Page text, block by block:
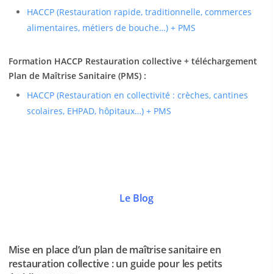
HACCP (Restauration rapide, traditionnelle, commerces
alimentaires, métiers de bouche…) + PMS
Formation HACCP Restauration collective + téléchargement
Plan de Maîtrise Sanitaire (PMS) :
HACCP (Restauration en collectivité : crèches, cantines
scolaires, EHPAD, hôpitaux…) + PMS
Le Blog
Mise en place d’un plan de maîtrise sanitaire en
restauration collective : un guide pour les petits